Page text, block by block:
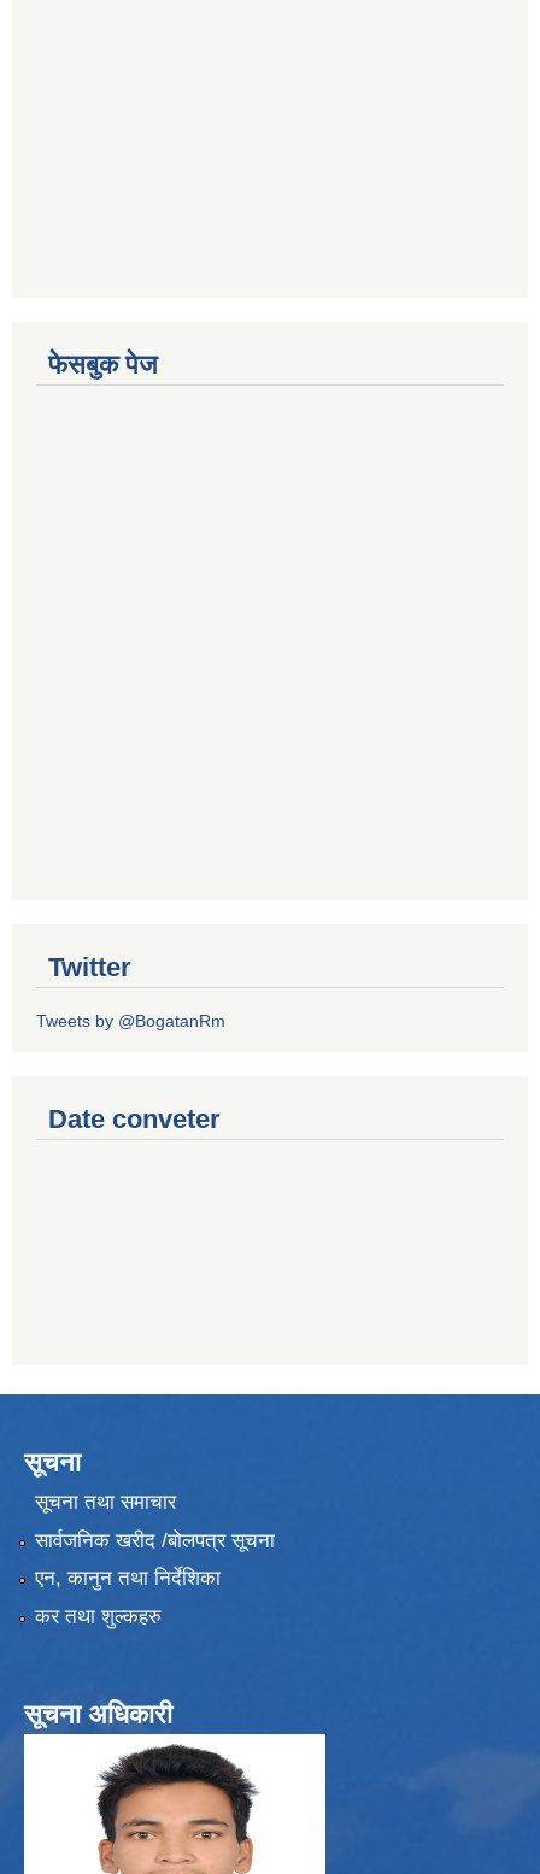
फेसबुक पेज
Twitter
Tweets by @BogatanRm
Date conveter
सूचना
सूचना तथा समाचार
सार्वजनिक खरीद /बोलपत्र सूचना
एन, कानुन तथा निर्देशिका
कर तथा शुल्कहरु
सूचना अधिकारी